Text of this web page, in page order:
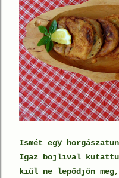
Ismét egy
Igaz bojlival
kiül ne lepődjön